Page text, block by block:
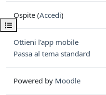
Apri indice del corso
Ospite (Accedi)
Ottieni l'app mobile
Passa al tema standard
Powered by Moodle